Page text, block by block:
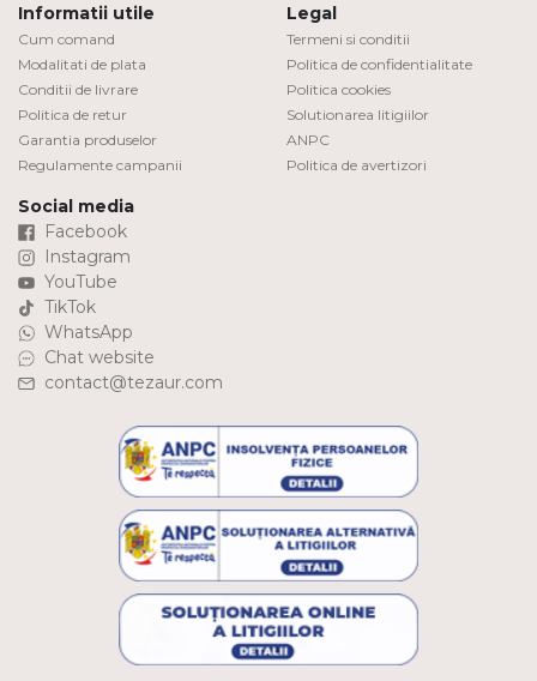
Informatii utile
Cum comand
Modalitati de plata
Conditii de livrare
Politica de retur
Garantia produselor
Regulamente campanii
Legal
Termeni si conditii
Politica de confidentialitate
Politica cookies
Solutionarea litigiilor
ANPC
Politica de avertizori
Social media
Facebook
Instagram
YouTube
TikTok
WhatsApp
Chat website
contact@tezaur.com